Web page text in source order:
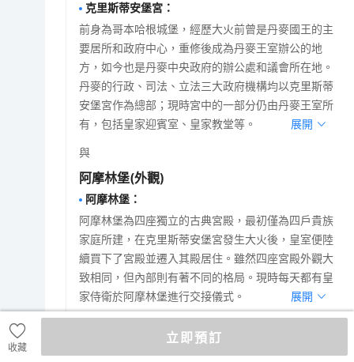
克里斯蒂安堡宮 ：
前身為哥本哈根城堡，經歷大火前曾是丹麥國王的主
要居所和政府中心，重修後成為丹麥王室辦公的地
方，如今也是丹麥中央政府的辦公處和議會所在地。
丹麥的行政、司法、立法三大政府機構均以克里斯蒂
安堡宮作為總部；現時宮中的一部分仍由丹麥王室所
有，包括皇家迎賓室、皇家教堂等。
展開
與
阿摩林堡(外觀)
阿摩林堡 ：
阿摩林堡為四座獨立的古典宮殿，最初僅為四戶貴族
家庭所建，在克里斯蒂安堡宮發生大火後，皇室便陸
續買下了宮殿並遷入其殿居住。雖然四座宮殿外觀大
致相同，但內部則有著不同的格局。現時每天都有皇
家侍衛於阿摩林堡進行交接儀式。
展開
收藏
立即預訂